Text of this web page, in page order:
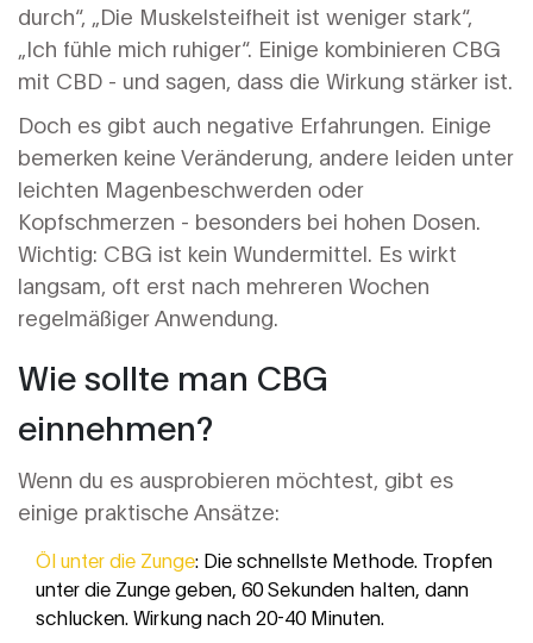
durch“, „Die Muskelsteifheit ist weniger stark“,
„Ich fühle mich ruhiger“. Einige kombinieren CBG
mit CBD - und sagen, dass die Wirkung stärker ist.
Doch es gibt auch negative Erfahrungen. Einige
bemerken keine Veränderung, andere leiden unter
leichten Magenbeschwerden oder
Kopfschmerzen - besonders bei hohen Dosen.
Wichtig: CBG ist kein Wundermittel. Es wirkt
langsam, oft erst nach mehreren Wochen
regelmäßiger Anwendung.
Wie sollte man CBG
einnehmen?
Wenn du es ausprobieren möchtest, gibt es
einige praktische Ansätze:
Öl unter die Zunge: Die schnellste Methode. Tropfen
unter die Zunge geben, 60 Sekunden halten, dann
schlucken. Wirkung nach 20-40 Minuten.